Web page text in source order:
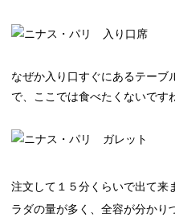
なぜか入り口すぐにあるテーブ
で、ここでは食べたくないです
注文して１５分くらいで出て来
ラダの量が多く、全容が分かり